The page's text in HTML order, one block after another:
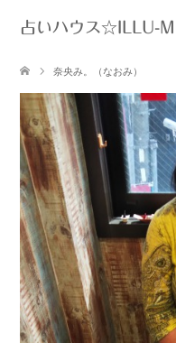
占いハウス☆ILLU-
奈央み。（なおみ）